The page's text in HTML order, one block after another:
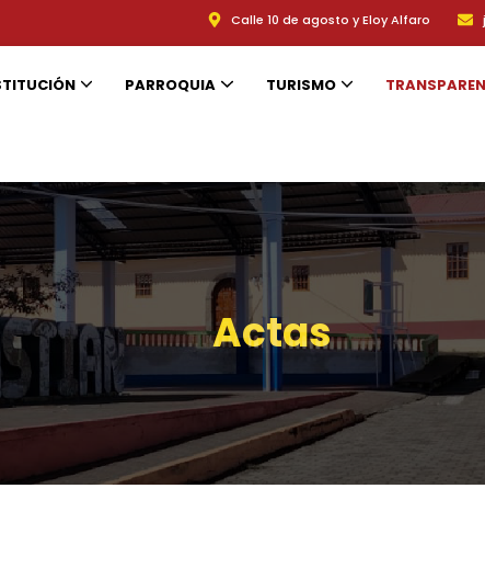
Calle 10 de agosto y Eloy Alfaro
PARROQUIA TURISMO
Actas